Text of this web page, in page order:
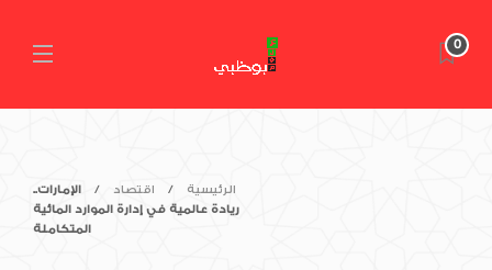
0
الرئيسية اقتصاد
الإمارات..
ريادة عالمية في إدارة الموارد المائية
المتكاملة